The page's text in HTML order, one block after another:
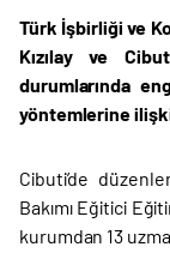
Türk İşbirliği ve
Kızılay ve
durumlarında
yöntemlerine
Cibuti’de
Bakımı Eğitici
kurumdan 13